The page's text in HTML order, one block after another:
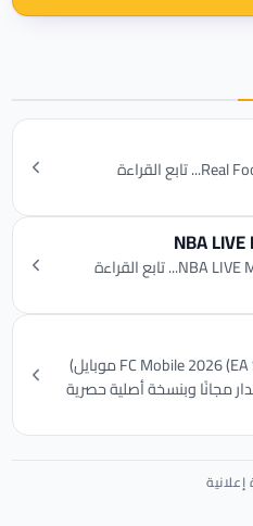
NBA
تحميل لعبة FC Mobile 2026 (EA Sports FC موبايل)
مجانًا وبنسخة أصلية حصرية